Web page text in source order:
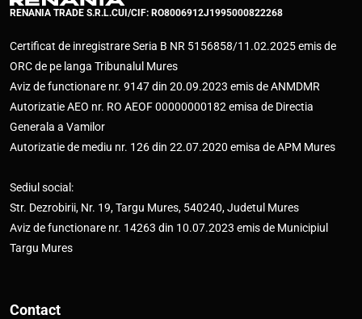
RENANIA TRADE S.R.L.CUI/CIF: RO8006912J1995000822268
Certificat de inregistrare Seria B NR 5156858/11.02.2025 emis de
ORC de pe langa Tribunalul Mures
Aviz de functionare nr. 9147 din 20.09.2023 emis de ANMDMR
Autorizatie AEO nr. RO AEOF 00000000182 emisa de Directia
Generala a Vamilor
Autorizatie de mediu nr. 126 din 22.07.2020 emisa de APM Mures
Sediul social:
Str. Dezrobirii, Nr. 19, Targu Mures, 540240, Judetul Mures
Aviz de functionare nr. 14263 din 10.07.2023 emis de Municipiul
Targu Mures
Contact